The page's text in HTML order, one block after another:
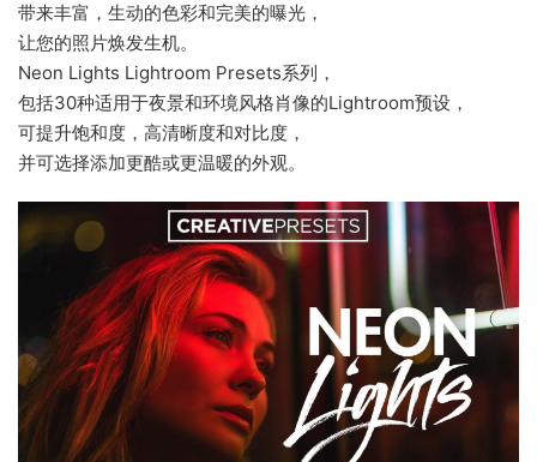
带来丰富，生动的色彩和完美的曝光，
让您的照片焕发生机。
Neon Lights Lightroom Presets系列，
包括30种适用于夜景和环境风格肖像的Lightroom预设，
可提升饱和度，高清晰度和对比度，
并可选择添加更酷或更温暖的外观。